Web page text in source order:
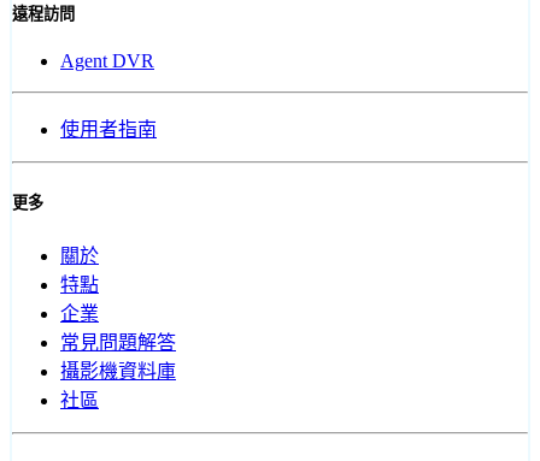
遠程訪問
Agent DVR
使用者指南
更多
關於
特點
企業
常見問題解答
攝影機資料庫
社區